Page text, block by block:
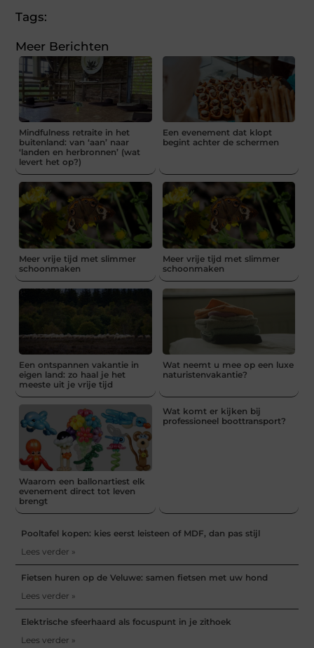
Tags:
Meer Berichten
Mindfulness retraite in het
buitenland: van ‘aan’ naar
‘landen en herbronnen’ (wat
levert het op?)
Een evenement dat klopt
begint achter de schermen
Meer vrije tijd met slimmer
schoonmaken
Meer vrije tijd met slimmer
schoonmaken
Een ontspannen vakantie in
eigen land: zo haal je het
meeste uit je vrije tijd
Wat neemt u mee op een luxe
naturistenvakantie?
Waarom een ballonartiest elk
evenement direct tot leven
brengt
Wat komt er kijken bij
professioneel boottransport?
Pooltafel kopen: kies eerst leisteen of MDF, dan pas stijl
Lees verder »
Fietsen huren op de Veluwe: samen fietsen met uw hond
Lees verder »
Elektrische sfeerhaard als focuspunt in je zithoek
Lees verder »